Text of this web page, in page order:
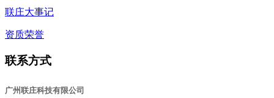
联庄大事记
资质荣誉
联系方式
广州联庄科技有限公司